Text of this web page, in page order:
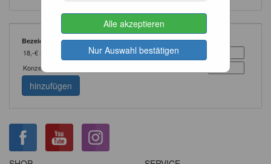
Alle akzeptieren
Nur Auswahl bestätigen
Bezeichnung Stückpreis
18,-€ Konzert
18,00 €
Konzert ermäßigt
hinzufügen